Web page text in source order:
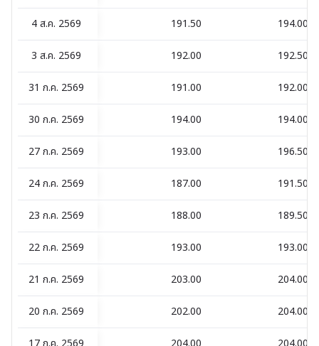
4 ส.ค. 2569 191.50 194.00
3 ส.ค. 2569 192.00 192.50
31 ก.ค. 2569 191.00 192.00
30 ก.ค. 2569 194.00 194.00
27 ก.ค. 2569 193.00 196.50
24 ก.ค. 2569 187.00 191.50
23 ก.ค. 2569 188.00 189.50
22 ก.ค. 2569 193.00 193.00
21 ก.ค. 2569 203.00 204.00
20 ก.ค. 2569 202.00 204.00